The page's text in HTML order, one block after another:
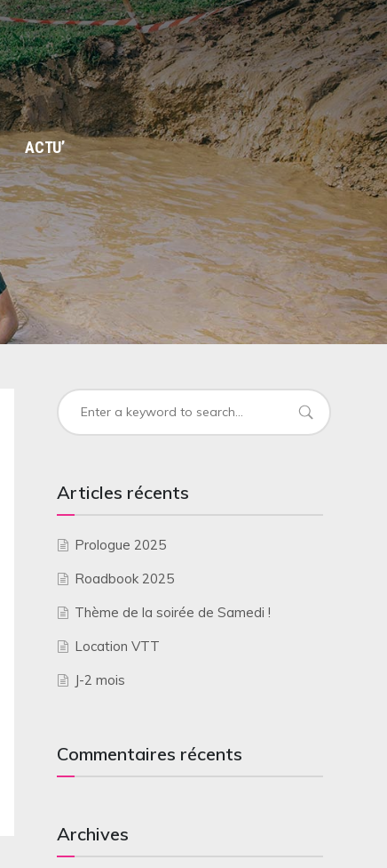
ACTU’
Articles récents
Prologue 2025
Roadbook 2025
Thème de la soirée de Samedi !
Location VTT
J-2 mois
Commentaires récents
Archives